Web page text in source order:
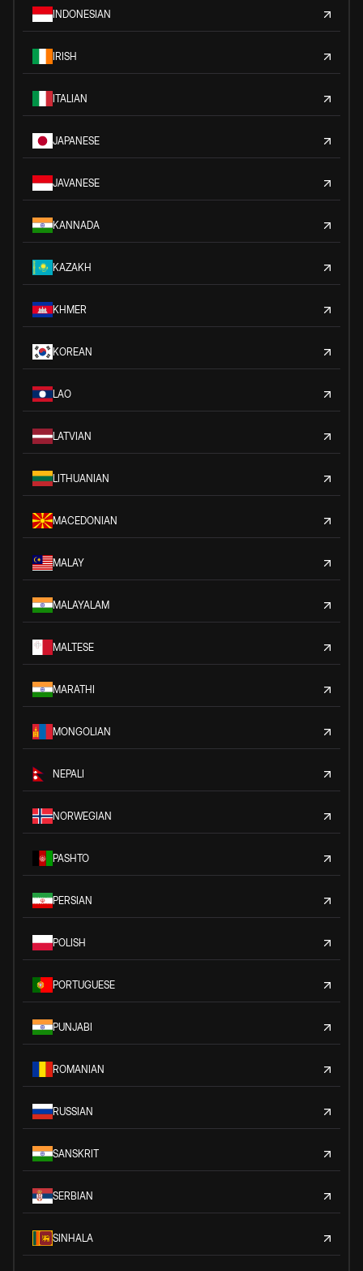
INDONESIAN
IRISH
ITALIAN
JAPANESE
JAVANESE
KANNADA
KAZAKH
KHMER
KOREAN
LAO
LATVIAN
LITHUANIAN
MACEDONIAN
MALAY
MALAYALAM
MALTESE
MARATHI
MONGOLIAN
NEPALI
NORWEGIAN
PASHTO
PERSIAN
POLISH
PORTUGUESE
PUNJABI
ROMANIAN
RUSSIAN
SANSKRIT
SERBIAN
SINHALA